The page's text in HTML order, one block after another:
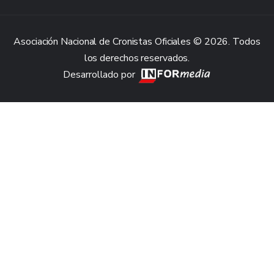
Asociación Nacional de Cronistas Oficiales © 2026. Todos
los derechos reservados.
Desarrollado por